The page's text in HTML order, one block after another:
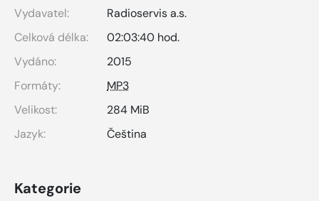
Vydavatel:
Radioservis a.s.
Celková délka:
02:03:40 hod.
Vydáno:
2015
Formáty:
MP3
Velikost:
284 MiB
Jazyk:
Čeština
Kategorie